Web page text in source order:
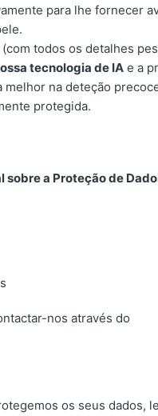
para lhe fornecer
todos os detalhes
tecnologia de IA e a
na deteção
protegida.
sobre a Proteção de
nos através do
os seus dados,